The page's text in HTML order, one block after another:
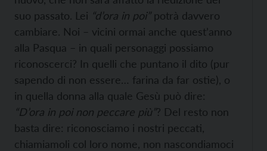
suo passato. Lei “d’ora in poi”potrà davvero
cambiare. Noi – vicini ormai anche quest’anno
alla Pasqua – in quali personaggi possiamo
riconoscerci? In quelli che puntano il dito (pur
sapendo di non essere… farina da far ostie), o
in quella donna alla quale Gesù può dire:
“D’ora in poi non peccare più”? Del resto non
basta dire: riconosciamo i nostri peccati,
chiamiamoli col loro nome, non nascondiamoci